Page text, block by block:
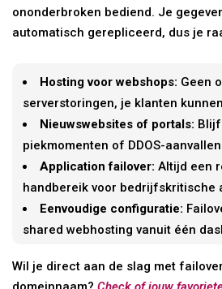
ononderbroken bediend. Je
automatisch gerepliceerd, dus je
Hosting voor webshops: Geen
serverstoringen, je klanten
Nieuwswebsites of portals:
piekmomenten of DDOS-
Application failover: Altijd een
handbereik voor bedrijfskritische
Eenvoudige configuratie:
shared webhosting vanuit één
Wil je direct aan de slag met